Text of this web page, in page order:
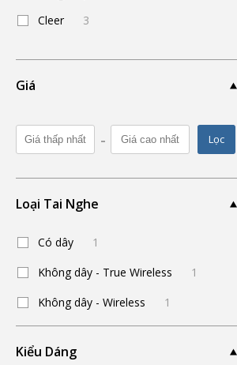
Cleer 3
Giá
- Lọc
Loại Tai Nghe
Có dây
1
Không dây - True Wireless
1
Không dây - Wireless
1
Kiểu Dáng